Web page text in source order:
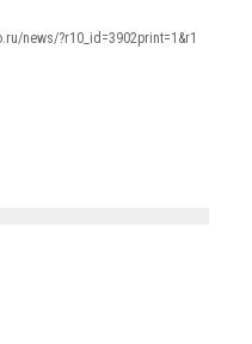
news/?r10_id=3902print=1&r1